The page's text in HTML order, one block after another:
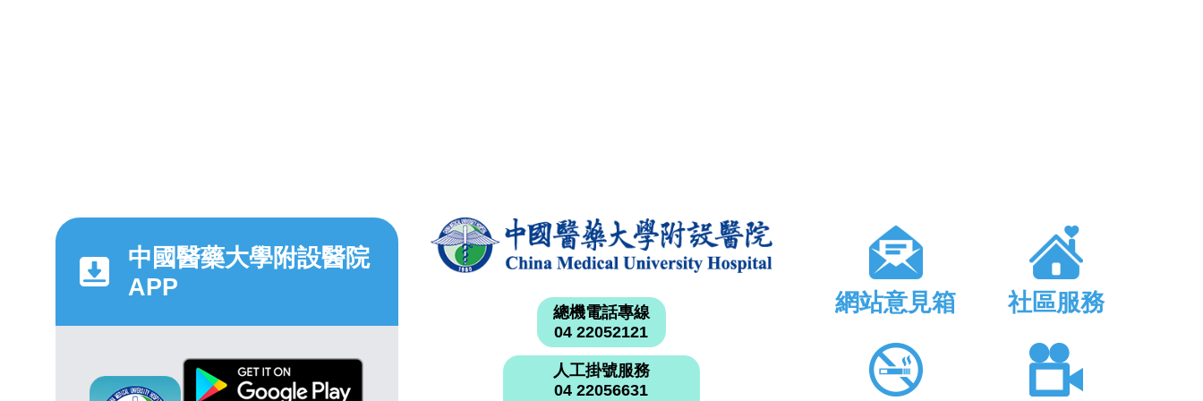
中國醫藥大學附設醫院
APP
總機電話專線
04 22052121
人工掛號服務
04 22056631
網站意見箱 社區服務